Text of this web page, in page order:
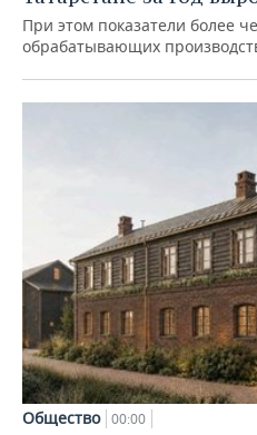
При этом показатели более
обрабатывающих
Общество 00:00